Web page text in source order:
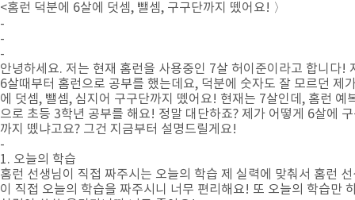
<홈런 덕분에 6살에 덧셈, 뺄셈, 구구단까지 뗐어요! 〉
-
-
-
안녕하세요. 저는 현재 홈런을 사용중인 7살 허이준이라고 합니다!
6살때부터 홈런으로 공부를 했는데요, 덕분에 숫자도 잘 모르던 제
에 덧셈, 뺄셈, 심지어 구구단까지 뗐어요! 현재는 7살인데, 홈런 예
으로 초등 3학년 공부를 해요! 정말 대단하죠? 제가 어떻게 6살에
까지 뗐냐고요? 그건 지금부터 설명드릴게요!
-
1. 오늘의 학습
홈런 선생님이 직접 짜주시는 오늘의 학습 제 실력에 맞춰서 홈런
이 직접 오늘의 학습을 짜주시니 너무 편리해요! 또 오늘의 학습만